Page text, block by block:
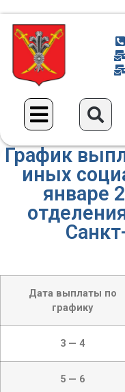
График
иных
январе
Дата выплаты по
графику
3 — 4
5 — 6